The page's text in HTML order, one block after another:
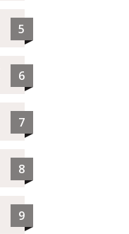
5
6
7
8
9